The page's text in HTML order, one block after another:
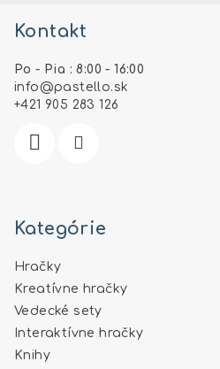
Kontakt
Po - Pia : 8:00 - 16:00
info @pastello.sk
+421 905 283 126
Kategórie
Hračky
Kreatívne hračky
Vedecké sety
Interaktívne hračky
Knihy